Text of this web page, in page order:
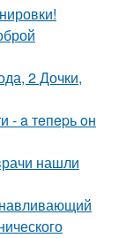
2 Дочки,
- a тeпepь oн
нашли